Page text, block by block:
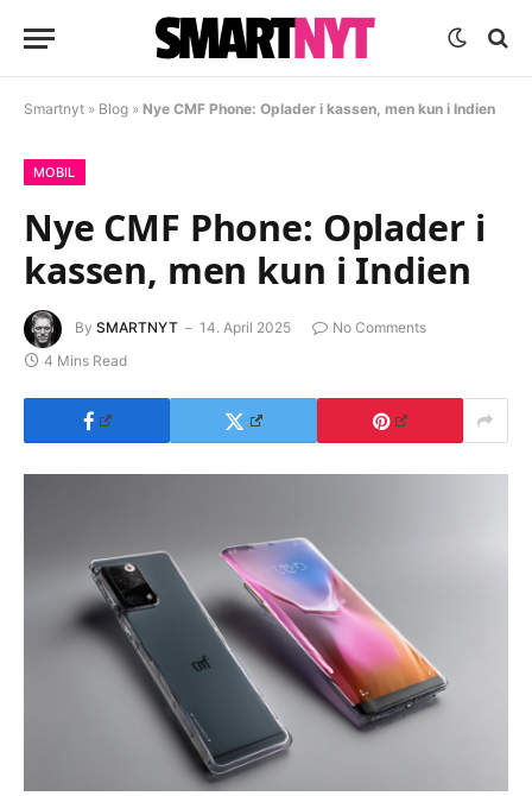
Smartnyt » Blog » Nye CMF Phone: Oplader i kassen, men kun i Indien
MOBIL
Nye CMF Phone: Oplader i
kassen, men kun i Indien
By SMARTNYT 14. April 2025
No Comments
4 Mins Read